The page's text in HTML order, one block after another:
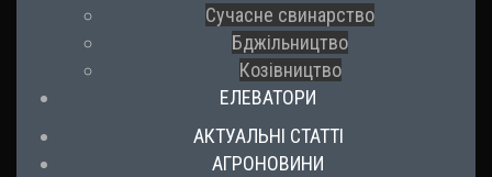
Сучасне свинарство
Бджільництво
Козівництво
ЕЛЕВАТОРИ
АКТУАЛЬНІ СТАТТІ
АГРОНОВИНИ